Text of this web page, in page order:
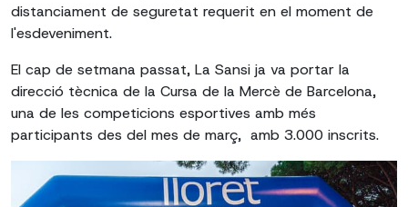
distanciament de seguretat requerit en el moment de
l'esdeveniment.
El cap de setmana passat, La Sansi ja va portar la
direcció tècnica de la Cursa de la Mercè de Barcelona, ​​
una de les competicions esportives amb més
participants des del mes de març, amb 3.000 inscrits.